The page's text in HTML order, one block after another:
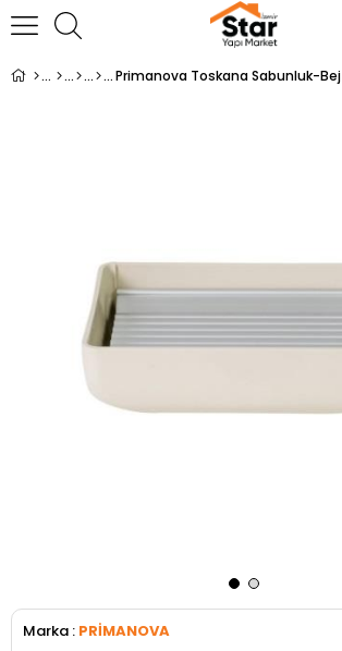
Primanova Toskana Sabunluk-Bej
Marka : PRİMANOVA